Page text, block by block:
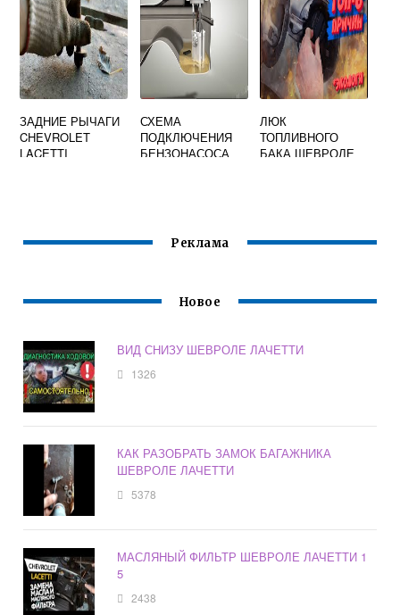
ЗАДНИЕ РЫЧАГИ
CHEVROLET
LACETTI
СХЕМА
ПОДКЛЮЧЕНИЯ
БЕНЗОНАСОСА
ЛЮК
ТОПЛИВНОГО
БАКА ШЕВРОЛЕ
Реклама
Новое
ВИД СНИЗУ ШЕВРОЛЕ ЛАЧЕТТИ
1326
КАК РАЗОБРАТЬ ЗАМОК БАГАЖНИКА
ШЕВРОЛЕ ЛАЧЕТТИ
5378
МАСЛЯНЫЙ ФИЛЬТР ШЕВРОЛЕ ЛАЧЕТТИ 1
5
2438